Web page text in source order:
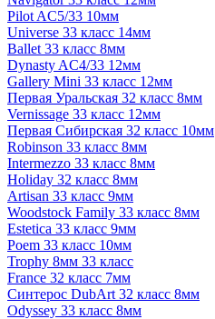
Pilot AC5/33 10мм
Universe 33 класс 14мм
Ballet 33 класс 8мм
Dynasty AC4/33 12мм
Gallery Mini 33 класс 12мм
Первая Уральская 32 класс 8мм
Vernissage 33 класс 12мм
Первая Сибирская 32 класс 10мм
Robinson 33 класс 8мм
Intermezzo 33 класс 8мм
Holiday 32 класс 8мм
Artisan 33 класс 9мм
Woodstock Family 33 класс 8мм
Estetica 33 класс 9мм
Poem 33 класс 10мм
Trophy 8мм 33 класс
France 32 класс 7мм
Синтерос DubArt 32 класс 8мм
Odyssey 33 класс 8мм